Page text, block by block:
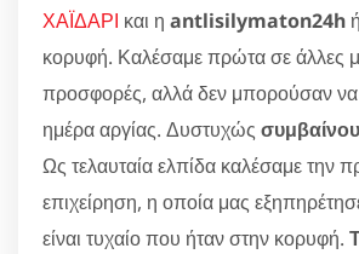
ΧΑΪΔΑΡΙ και η antlisilymaton24h
κορυφή. Καλέσαμε πρώτα σε άλλες
προσφορές, αλλά δεν μπορούσαν
ημέρα αργίας. Δυστυχώς
Ως τελαυταία ελπίδα καλέσαμε την
επιχείρηση, η οποία μας
είναι τυχαίο που ήταν στην κορυφή.